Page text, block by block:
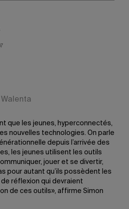
Walenta
que les jeunes, hyperconnectés,
nouvelles technologies. On parle
depuis l’arrivée des
les jeunes utilisent les outils
jouer et se divertir,
pour autant qu’ils possèdent les
réflexion qui devraient
de ces outils», affirme Simon